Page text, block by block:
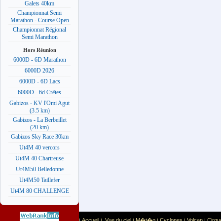
Galets 40km
Championnat Semi
Marathon - Course Open
Championnat Régional
Semi Marathon
Hors Réunion
6000D - 6D Marathon
6000D 2026
6000D - 6D Lacs
6000D - 6d Crêtes
Gabizos - KV l'Omi Agut
(3.5 km)
Gabizos - La Berbeillet
(20 km)
Gabizos Sky Race 30km
Ut4M 40 vercors
Ut4M 40 Chartreuse
Ut4M50 Belledonne
Ut4M50 Taillefer
Ut4M 80 CHALLENGE